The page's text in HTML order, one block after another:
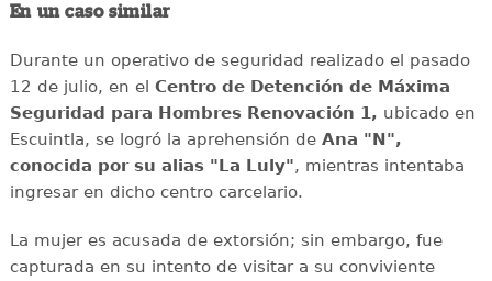
En un caso similar
Durante un operativo de seguridad realizado el pasado
12 de julio, en el Centro de Detención de Máxima
Seguridad para Hombres Renovación 1, ubicado en
Escuintla, se logró la aprehensión de Ana "N",
conocida por su alias "La Luly", mientras intentaba
ingresar en dicho centro carcelario.
La mujer es acusada de extorsión; sin embargo, fue
capturada en su intento de visitar a su conviviente